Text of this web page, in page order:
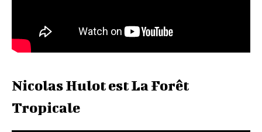
Nicolas Hulot est La Forêt
Tropicale